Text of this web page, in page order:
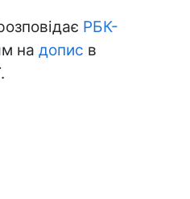
РБК-
на допис в